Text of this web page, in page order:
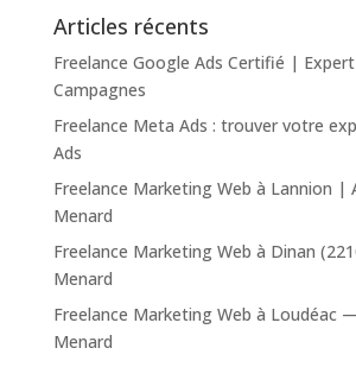
Articles récents
Freelance Google Ads Certifié | Expert
Campagnes
Freelance Meta Ads : trouver votre
Ads
Freelance Marketing Web à Lannion |
Menard
Freelance Marketing Web à Dinan
Menard
Freelance Marketing Web à Loudéac
Menard